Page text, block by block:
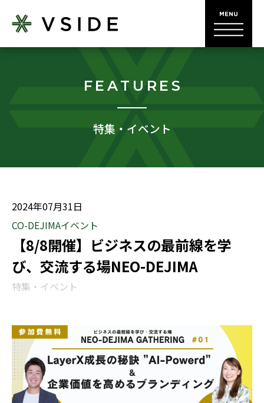
FEATURES
特集・イベント
2024年07月31日
CO-DEJIMAイベント
【8/8開催】ビジネスの最前線を学
び、交流する場NEO-DEJIMA
特集・イベント